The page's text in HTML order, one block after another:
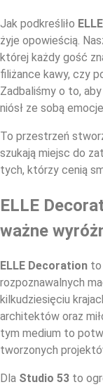
Jak podkreśliło
żyje opowieścią.
której każdy gość
filiżance kawy, czy
Zadbaliśmy o to,
niósł ze sobą
To przestrzeń
szukają miejsc do
tych, którzy cenią
ELLE
ważne
ELLE Decoration to
rozpoznawalnych
kilkudziesięciu
architektów oraz
tym medium to
tworzonych
Dla Studio 53 to